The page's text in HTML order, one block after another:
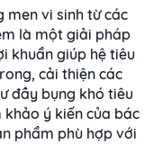
men vi sinh từ các
là một giải pháp
khuẩn giúp hệ tiêu
cải thiện các
đầy bụng khó tiêu
ý kiến của bác
phẩm phù hợp với